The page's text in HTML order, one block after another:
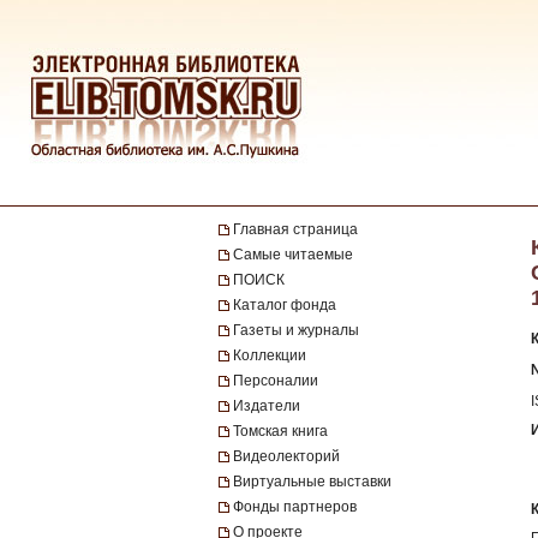
Главная страница
Самые читаемые
ПОИСК
Каталог фонда
Газеты и журналы
Коллекции
Персоналии
Издатели
Томская книга
Видеолекторий
Виртуальные выставки
Фонды партнеров
О проекте